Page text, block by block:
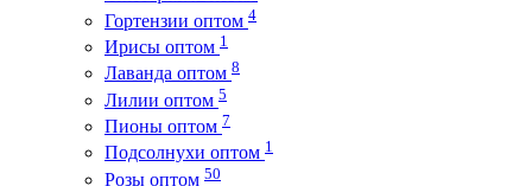
Гортензии оптом 4
Ирисы оптом 1
Лаванда оптом 8
Лилии оптом 5
Пионы оптом 7
Подсолнухи оптом 1
Розы оптом 50